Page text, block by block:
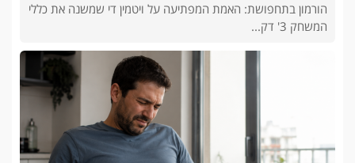
הורמון בתחפושת: האמת המפתיעה על ויטמין די שמשנה את כללי
המשחק 3' דק...